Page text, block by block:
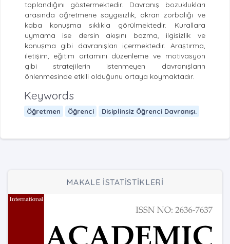
toplandığını göstermektedir. Davranış bozuklukları
arasında öğretmene saygısızlık, akran zorbalığı ve
kaba konuşma sıklıkla görülmektedir. Kurallara
uymama ise dersin akışını bozma, ilgisizlik ve
konuşma gibi davranışları içermektedir. Araştırma,
iletişim, eğitim ortamını düzenleme ve motivasyon
gibi stratejilerin istenmeyen davranışların
önlenmesinde etkili olduğunu ortaya koymaktadır.
Keywords
Öğretmen Öğrenci Disiplinsiz Öğrenci Davranışı.
MAKALE İSTATİSTİKLERİ